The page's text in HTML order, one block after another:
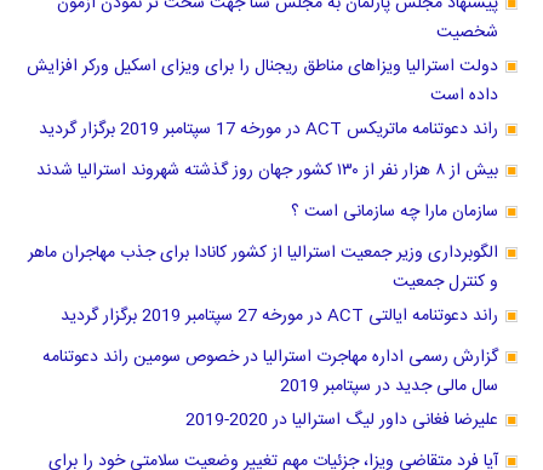
شخصیت
دولت استرالیا ویزاهای مناطق ریجنال را برای ویزای اسکیل ورکر افزایش
داده است
راند دعوتنامه ماتریکس ACT در مورخه 17 سپتامبر 2019 برگزار گردید
بیش از ۸ هزار نفر از ۱۳۰ کشور جهان روز گذشته شهروند استرالیا شدند
سازمان مارا چه سازمانی است ؟
الگوبرداری وزیر جمعیت استرالیا از کشور کانادا برای جذب مهاجران ماهر
و کنترل جمعیت
راند دعوتنامه ایالتی ACT در مورخه 27 سپتامبر 2019 برگزار گردید
گزارش رسمی اداره مهاجرت استرالیا در خصوص سومین راند دعوتنامه
سال مالی جدید در سپتامبر 2019
علیرضا فغانی داور لیگ استرالیا در 2020-2019
آیا فرد متقاضی ویزا، جزئیات مهم تغییر وضعیت سلامتی خود را برای